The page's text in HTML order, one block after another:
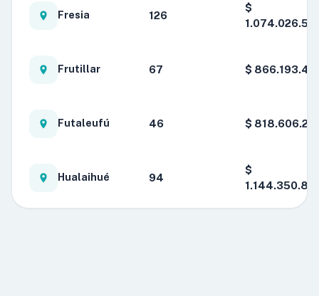
Fresia 126
$
Frutillar 67 $
Futaleufú 46 $
Hualaihué 94
$